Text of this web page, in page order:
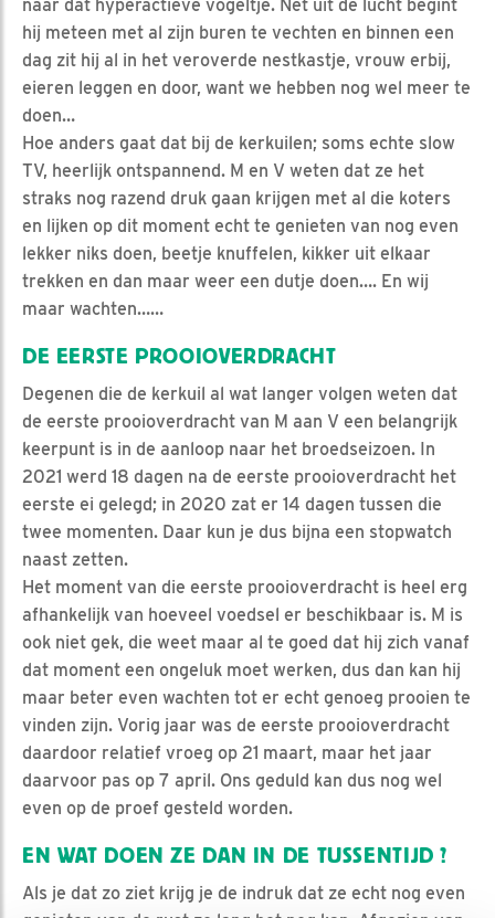
naar dat hyperactieve vogeltje. Net uit de lucht begint
hij meteen met al zijn buren te vechten en binnen een
dag zit hij al in het veroverde nestkastje, vrouw erbij,
eieren leggen en door, want we hebben nog wel meer te
doen…
Hoe anders gaat dat bij de kerkuilen; soms echte slow
TV, heerlijk ontspannend. M en V weten dat ze het
straks nog razend druk gaan krijgen met al die koters
en lijken op dit moment echt te genieten van nog even
lekker niks doen, beetje knuffelen, kikker uit elkaar
trekken en dan maar weer een dutje doen…. En wij
maar wachten……
DE EERSTE PROOIOVERDRACHT
Degenen die de kerkuil al wat langer volgen weten dat
de eerste prooioverdracht van M aan V een belangrijk
keerpunt is in de aanloop naar het broedseizoen. In
2021 werd 18 dagen na de eerste prooioverdracht het
eerste ei gelegd; in 2020 zat er 14 dagen tussen die
twee momenten. Daar kun je dus bijna een stopwatch
naast zetten.
Het moment van die eerste prooioverdracht is heel erg
afhankelijk van hoeveel voedsel er beschikbaar is. M is
ook niet gek, die weet maar al te goed dat hij zich vanaf
dat moment een ongeluk moet werken, dus dan kan hij
maar beter even wachten tot er echt genoeg prooien te
vinden zijn. Vorig jaar was de eerste prooioverdracht
daardoor relatief vroeg op 21 maart, maar het jaar
daarvoor pas op 7 april. Ons geduld kan dus nog wel
even op de proef gesteld worden.
EN WAT DOEN ZE DAN IN DE TUSSENTIJD ?
Als je dat zo ziet krijg je de indruk dat ze echt nog even